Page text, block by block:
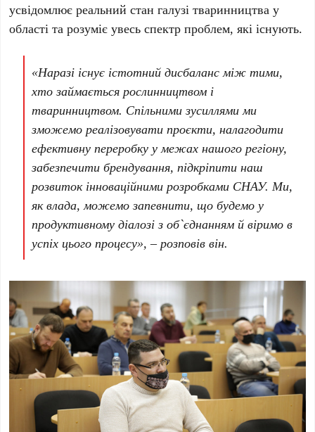
усвідомлює реальний стан галузі тваринництва у
області та розуміє увесь спектр проблем, які існують.
«Наразі існує істотний дисбаланс між тими,
хто займається рослинництвом і
тваринництвом. Спільними зусиллями ми
зможемо реалізовувати проєкти, налагодити
ефективну переробку у межах нашого регіону,
забезпечити брендування, підкріпити наш
розвиток інноваційними розробками СНАУ. Ми,
як влада, можемо запевнити, що будемо у
продуктивному діалозі з об`єднанням й віримо в
успіх цього процесу», – розповів він.